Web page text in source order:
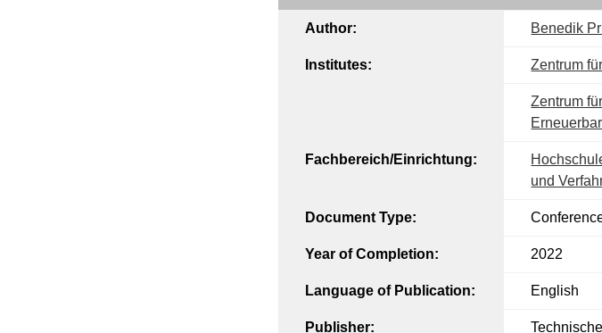
Author: Benedik
Institutes: Zentrum
Zentrum
Fachbereich/Einrichtung:
und
Document Type:
Year of Completion: 2022
Language of Publication: English
Publisher: